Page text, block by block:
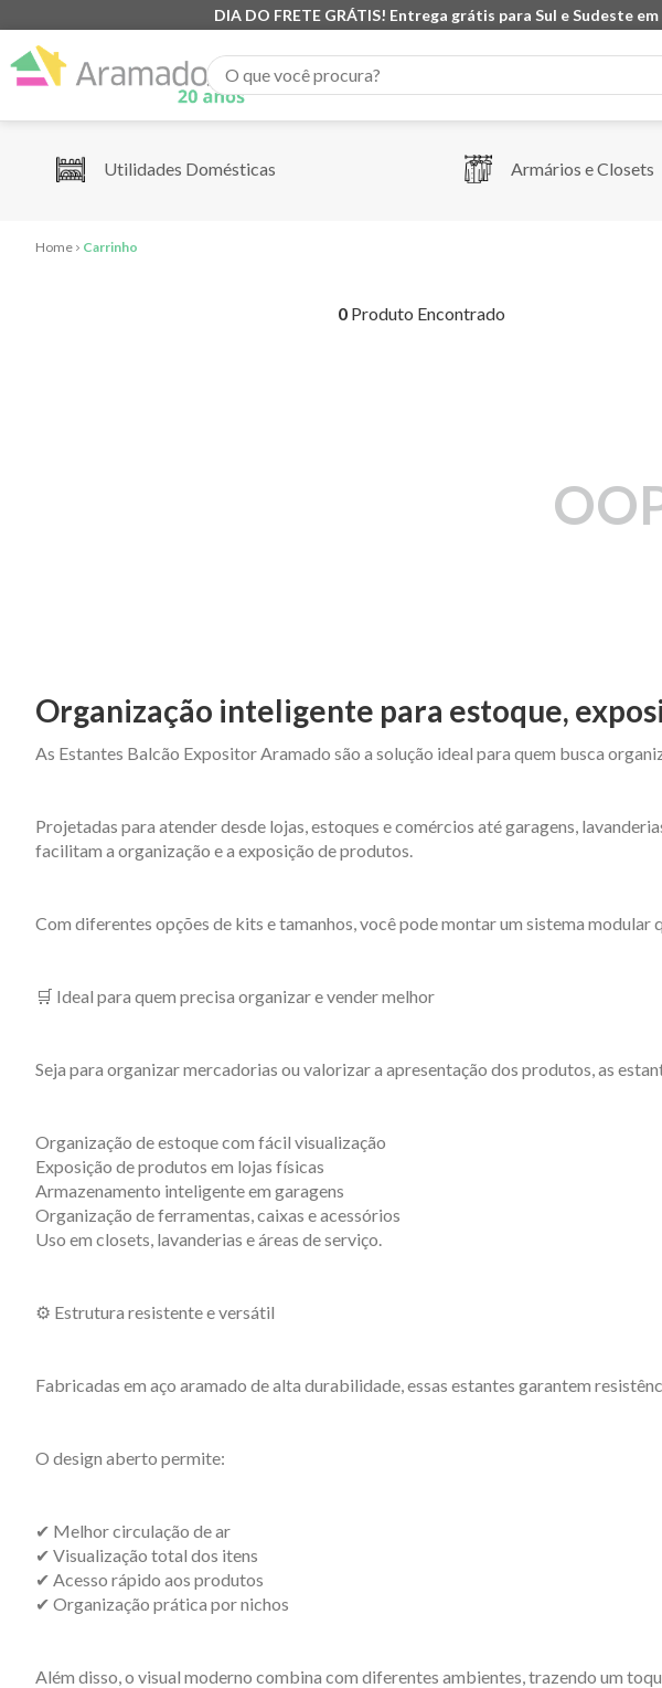
DIA DO FRETE GRÁTIS! Entrega grátis para Sul e Sudeste
O que você procura?
Utilidades Domésticas Armários e Closets
Carrinho
0 Produto Encontrado
Organização inteligente para estoque,
As Estantes Balcão Expositor Aramado são a solução ideal para quem busca
Projetadas para atender desde lojas, estoques e comércios até garagens,
facilitam a organização e a exposição de produtos.
Com diferentes opções de kits e tamanhos, você pode montar um sistema modular
🛒 Ideal para quem precisa organizar e vender melhor
Seja para organizar mercadorias ou valorizar a apresentação dos produtos, as
Organização de estoque com fácil visualização
Exposição de produtos em lojas físicas
Armazenamento inteligente em garagens
Organização de ferramentas, caixas e acessórios
Uso em closets, lavanderias e áreas de serviço.
⚙️ Estrutura resistente e versátil
Fabricadas em aço aramado de alta durabilidade, essas estantes garantem
O design aberto permite:
✔ Melhor circulação de ar
✔ Visualização total dos itens
✔ Acesso rápido aos produtos
✔ Organização prática por nichos
Além disso, o visual moderno combina com diferentes ambientes, trazendo um